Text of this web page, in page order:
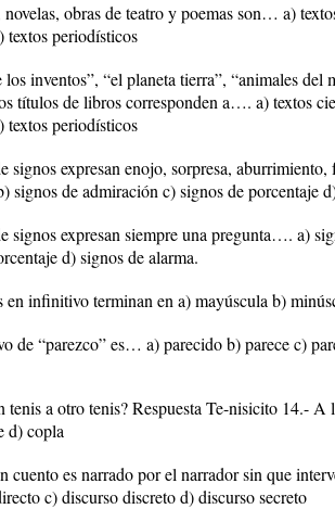
obras de teatro y poemas son… a)
textos periodísticos
inventos”, “el planeta tierra”, “animales del
títulos de libros corresponden a…. a) textos
textos periodísticos
signos expresan enojo, sorpresa,
signos de admiración c) signos de porcentaje
signos expresan siempre una pregunta…. a)
d) signos de alarma.
en infinitivo terminan en a) mayúscula b)
de “parezco” es… a) parecido b) parece c)
tenis a otro tenis? Respuesta Te-nisicito 14.-
d) copla
cuento es narrado por el narrador sin que
c) discurso discreto d) discurso secreto